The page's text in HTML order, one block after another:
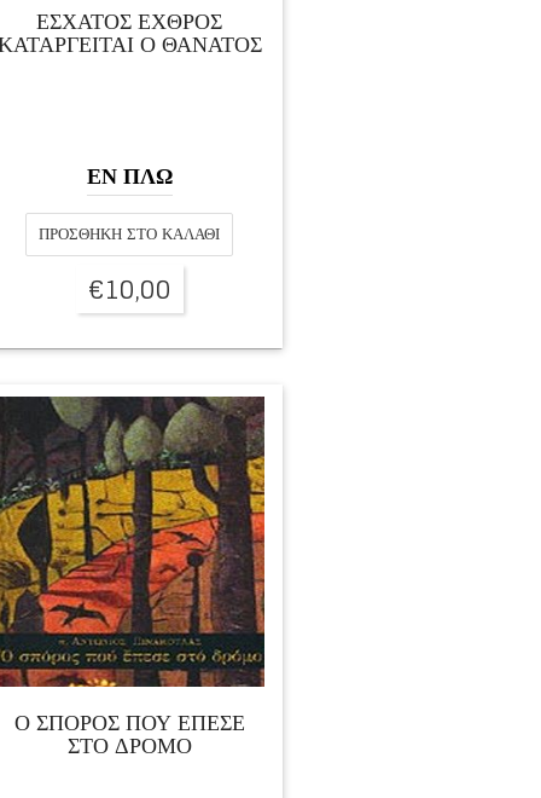
ΕΣΧΑΤΟΣ ΕΧΘΡΟΣ
Ο ΘΑΝΑΤΟΣ
ΕΝ ΠΛΩ
ΠΡΟΣΘΉΚΗ ΣΤΟ ΚΑΛΆΘΙ
€10,00
Ο ΣΠΟΡΟΣ ΠΟΥ ΕΠΕΣΕ
ΣΤΟ ΔΡΟΜΟ